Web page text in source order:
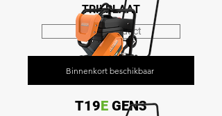
TRILPLAAT
Bekijk product
T19E GEN3
Binnenkort beschikbaar